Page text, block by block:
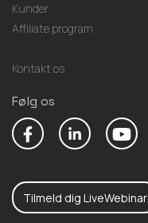
Kunder
Affiliate program
Kontakt os
Følg os
Tilmeld dig LiveWebinar